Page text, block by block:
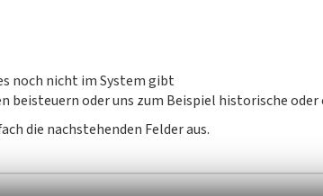
noch nicht im System gibt
oder uns zum Beispiel historische oder
die nachstehenden Felder aus.